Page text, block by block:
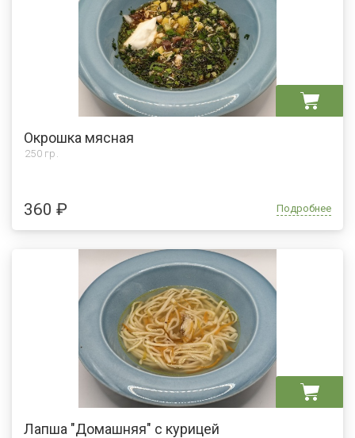
Окрошка мясная
250 гр.
360 ₽ Подробнее
Лапша "Домашняя" с курицей